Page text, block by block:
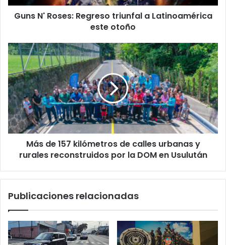
otoño
Guns N' Roses: Regreso triunfal a Latinoamérica
este otoño
Más
de
157
kilómetros
de
calles
urbanas
y
rurales
reconstruidos
Usulután
Más de 157 kilómetros de calles urbanas y
rurales reconstruidos por la DOM en Usulután
Publicaciones relacionadas